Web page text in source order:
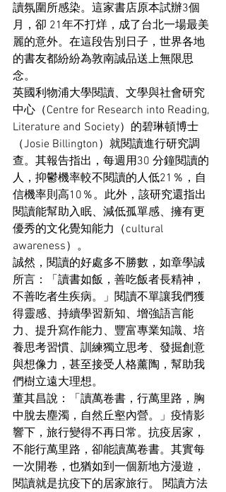
讀氛圍所感染。這家書店原本試辦3個
月，卻 21年不打烊，成了台北一場最美
麗的意外。在這段告別日子，世界各地
的書友都紛紛為敦南誠品送上無限思
念。
英國利物浦大學閱讀、文學與社會研究
中心（Centre for Research into Reading,
Literature and Society）的碧琳頓博士
（Josie Billington）就閱讀進行研究調
查。其報告指出，每週用30 分鐘閱讀的
人，抑鬱機率較不閱讀的人低21％，自
信機率則高10％。此外，該研究還指出
閱讀能幫助入眠、減低孤單感、擁有更
優秀的文化覺知能力（cultural
awareness）。
誠然，閱讀的好處多不勝數，如章學誠
所言：「讀書如飯，善吃飯者長精神，
不善吃者生疾病。」閱讀不單讓我們獲
得靈感、持續學習新知、增強語言能
力、提升寫作能力、豐富專業知識、培
養思考習慣、訓練獨立思考、發掘創意
與想像力，甚至接受人格薰陶，幫助我
們樹立遠大理想。
董其昌說：「讀萬卷書，行萬里路，胸
中脫去塵濁，自然丘壑內營。」疫情影
響下，旅行變得不再日常。抗疫居家，
不能行萬里路，卻能讀萬卷書。其實每
一次開卷，也猶如到一個新地方漫遊，
閱讀就是抗疫下的居家旅行。 閱讀方法